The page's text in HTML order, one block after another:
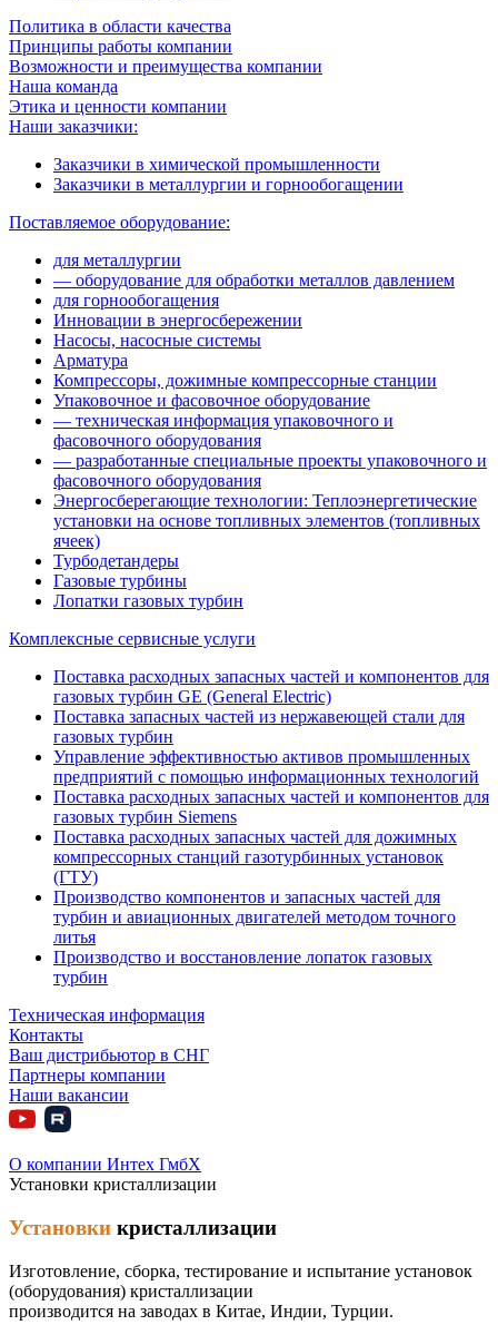
Политика в области качества
Принципы работы компании
Возможности и преимущества компании
Наша команда
Этика и ценности компании
Наши заказчики:
Заказчики в химической промышленности
Заказчики в металлургии и горнообогащении
Поставляемое оборудование:
для металлургии
— оборудование для обработки металлов давлением
для горнообогащения
Инновации в энергосбережении
Насосы, насосные системы
Арматура
Компрессоры, дожимные компрессорные станции
Упаковочное и фасовочное оборудование
— техническая информация упаковочного и
фасовочного оборудования
— разработанные специальные проекты упаковочного и
фасовочного оборудования
Энергосберегающие технологии: Теплоэнергетические
установки на основе топливных элементов (топливных
ячеек)
Турбодетандеры
Газовые турбины
Лопатки газовых турбин
Комплексные сервисные услуги
Поставка расходных запасных частей и компонентов для
газовых турбин GE (General Electric)
Поставка запасных частей из нержавеющей стали для
газовых турбин
Управление эффективностью активов промышленных
предприятий с помощью информационных технологий
Поставка расходных запасных частей и компонентов для
газовых турбин Siemens
Поставка расходных запасных частей для дожимных
компрессорных станций газотурбинных установок
(ГТУ)
Производство компонентов и запасных частей для
турбин и авиационных двигателей методом точного
литья
Производство и восстановление лопаток газовых
турбин
Техническая информация
Контакты
Ваш дистрибьютор в СНГ
Партнеры компании
Наши вакансии
О компании Интех ГмбХ
Установки кристаллизации
Установки кристаллизации
Изготовление, сборка, тестирование и испытание установок
(оборудования) кристаллизации
производится на заводах в Китае, Индии, Турции.